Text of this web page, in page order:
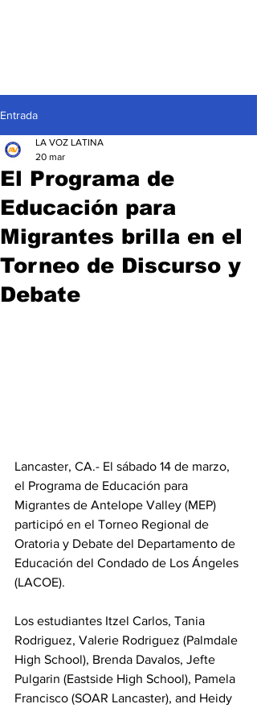
Entrada
El Programa de
Educación para
Migrantes brilla en el
Torneo de Discurso y
Debate
LA VOZ LATINA
20 mar
Lancaster, CA.- El sábado 14 de marzo,
el Programa de Educación para
Migrantes de Antelope Valley (MEP)
participó en el Torneo Regional de
Oratoria y Debate del Departamento de
Educación del Condado de Los Ángeles
(LACOE).
Los estudiantes Itzel Carlos, Tania
Rodriguez, Valerie Rodriguez (Palmdale
High School), Brenda Davalos, Jefte
Pulgarin (Eastside High School), Pamela
Francisco (SOAR Lancaster), and Heidy